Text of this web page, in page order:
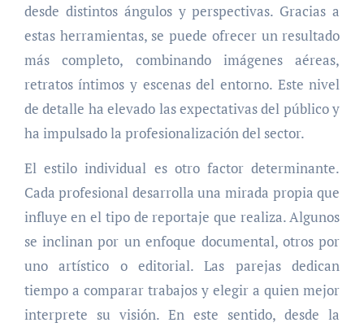
desde distintos ángulos y perspectivas. Gracias a
estas herramientas, se puede ofrecer un resultado
más completo, combinando imágenes aéreas,
retratos íntimos y escenas del entorno. Este nivel
de detalle ha elevado las expectativas del público y
ha impulsado la profesionalización del sector.
El estilo individual es otro factor determinante.
Cada profesional desarrolla una mirada propia que
influye en el tipo de reportaje que realiza. Algunos
se inclinan por un enfoque documental, otros por
uno artístico o editorial. Las parejas dedican
tiempo a comparar trabajos y elegir a quien mejor
interprete su visión. En este sentido, desde la